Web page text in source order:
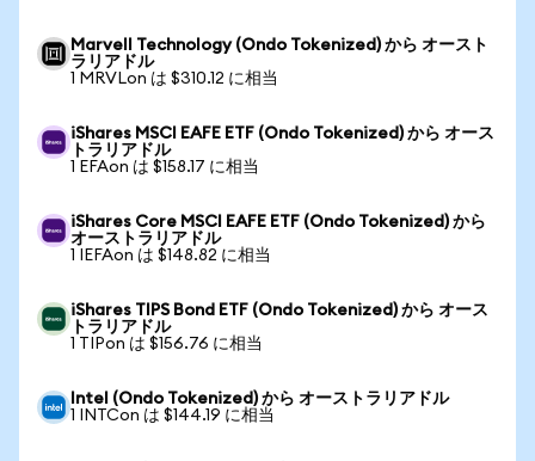
Marvell Technology (Ondo Tokenized) から オースト
ラリアドル
1 MRVLon は $310.12 に相当
iShares MSCI EAFE ETF (Ondo Tokenized) から オース
トラリアドル
1 EFAon は $158.17 に相当
iShares Core MSCI EAFE ETF (Ondo Tokenized) から
オーストラリアドル
1 IEFAon は $148.82 に相当
iShares TIPS Bond ETF (Ondo Tokenized) から オース
トラリアドル
1 TIPon は $156.76 に相当
Intel (Ondo Tokenized) から オーストラリアドル
1 INTCon は $144.19 に相当